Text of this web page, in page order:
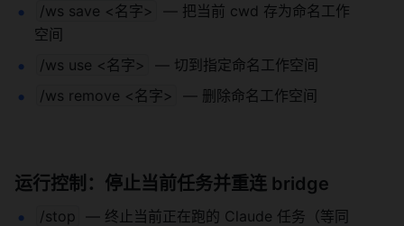
/ws save <名字>
— 把当前 cwd 存为命名工作
空间
/ws use <名字>
— 切到指定命名工作空间
/ws remove <名字>
— 删除命名工作空间
运行控制：停止当前任务并重连 bridge
/stop
— 终止当前正在跑的 Claude 任务（等同